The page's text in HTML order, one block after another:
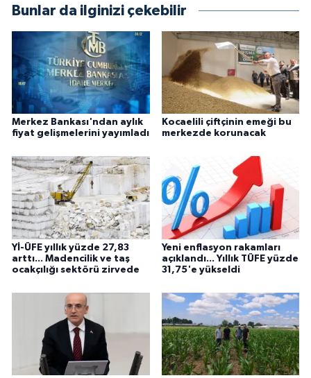
Bunlar da ilginizi çekebilir
Merkez Bankası'ndan aylık
fiyat gelişmelerini yayımladı
Kocaelili çiftçinin emeği bu
merkezde korunacak
Yİ-ÜFE yıllık yüzde 27,83
arttı... Madencilik ve taş
ocakçılığı sektörü zirvede
Yeni enflasyon rakamları
açıklandı... Yıllık TÜFE yüzde
31,75'e yükseldi